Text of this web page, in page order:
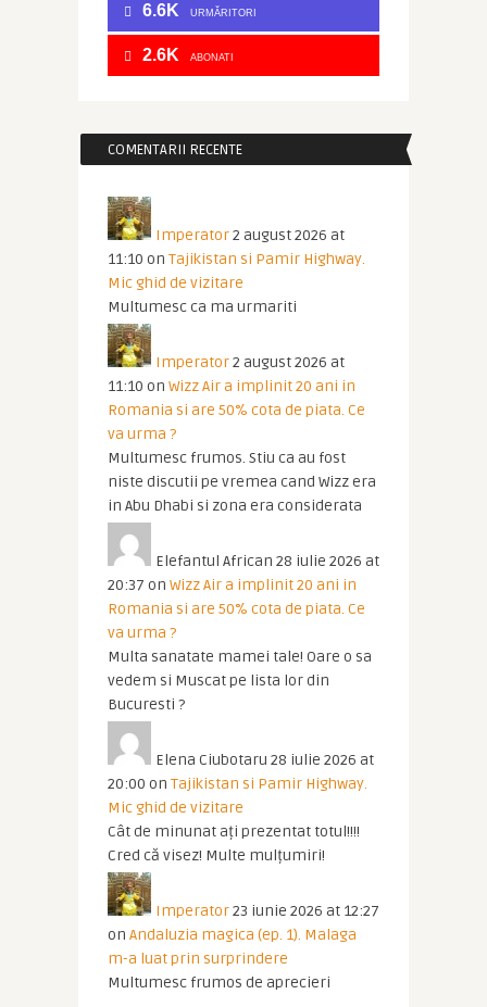
6.6K URMĂRITORI
2.6K ABONATI
COMENTARII RECENTE
Imperator2 august 2026 at
11:10 on Tajikistan si Pamir Highway.
Mic ghid de vizitare
Multumesc ca ma urmariti
Imperator2 august 2026 at
11:10 on Wizz Air a implinit 20 ani in
Romania si are 50% cota de piata. Ce
va urma ?
Multumesc frumos. Stiu ca au fost
niste discutii pe vremea cand Wizz era
in Abu Dhabi si zona era considerata
Elefantul African 28 iulie 2026 at
20:37 on Wizz Air a implinit 20 ani in
Romania si are 50% cota de piata. Ce
va urma ?
Multa sanatate mamei tale! Oare o sa
vedem si Muscat pe lista lor din
Bucuresti ?
Elena Ciubotaru 28 iulie 2026 at
20:00 on Tajikistan si Pamir Highway.
Mic ghid de vizitare
Cât de minunat ați prezentat totul!!!!
Cred că visez! Multe mulțumiri!
Imperator23 iunie 2026 at 12:27
on Andaluzia magica (ep. 1). Malaga
m-a luat prin surprindere
Multumesc frumos de aprecieri